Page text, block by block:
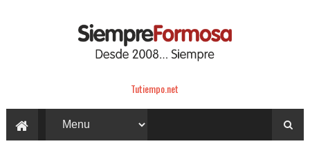
Tutiempo.net